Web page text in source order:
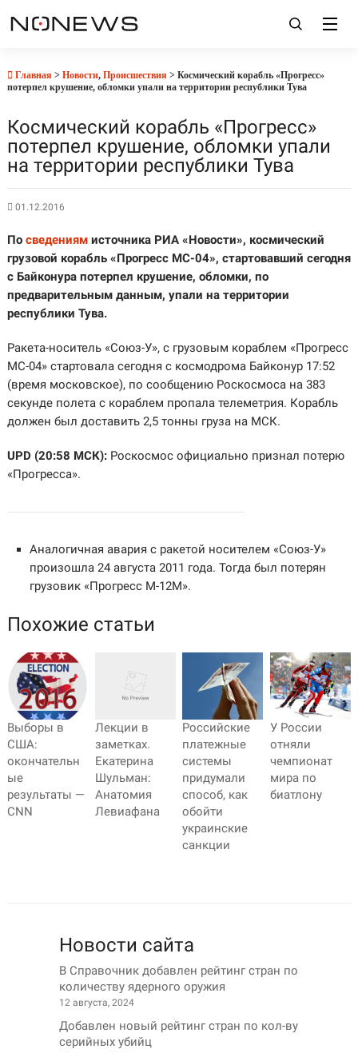
Главная > Новости, Происшествия > Космический корабль «Прогресс»
потерпел крушение, обломки упали на территории республики Тува
Космический корабль «Прогресс»
потерпел крушение, обломки упали
на территории республики Тува
01.12.2016
По сведениямисточника РИА «Новости», космический
грузовой корабль «Прогресс МС-04», стартовавший сегодня
с Байконура потерпел крушение, обломки, по
предварительным данным, упали на территории
республики Тува.
Ракета-носитель «Союз-У», с грузовым кораблем «Прогресс
МС-04» стартовала сегодня с космодрома Байконур 17:52
(время московское), по сообщению Роскосмоса на 383
секунде полета с кораблем пропала телеметрия. Корабль
должен был доставить 2,5 тонны груза на МСК.
UPD (20:58 МСК):Роскосмос официально признал потерю
«Прогресса».
Аналогичная авария с ракетой носителем «Союз-У»
произошла 24 августа 2011 года. Тогда был потерян
грузовик «Прогресс М-12М».
Похожие статьи
Выборы в
США:
окончательн
ые
результаты —
CNN
Лекции в
заметках.
Екатерина
Шульман:
Анатомия
Левиафана
Российские
платежные
системы
придумали
способ, как
обойти
украинские
санкции
У России
отняли
чемпионат
мира по
биатлону
Новости сайта
В Справочник добавлен рейтинг стран по
количеству ядерного оружия
12 августа, 2024
Добавлен новый рейтинг стран по кол-ву
серийных убийц